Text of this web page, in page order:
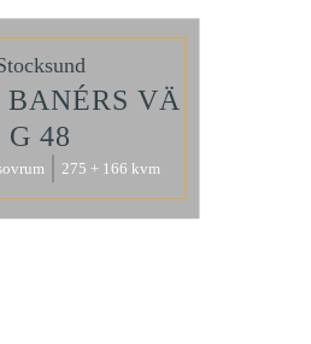
BANÉRS VÄ
G 48
275 + 166 kvm